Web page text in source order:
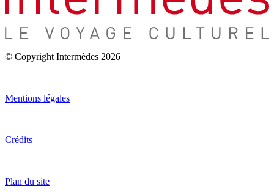
© Copyright Intermèdes 2026
|
Mentions légales
|
Crédits
|
Plan du site